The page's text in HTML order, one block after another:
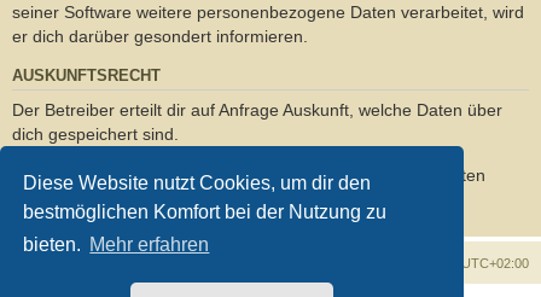
Diese Website nutzt Cookies, um dir den
bestmöglichen Komfort bei der Nutzung zu
bieten. Mehr erfahren
seiner Software weitere personenbezogene Daten verarbeitet, wird
er dich darüber gesondert informieren.
AUSKUNFTSRECHT
Der Betreiber erteilt dir auf Anfrage Auskunft, welche Daten über
dich gespeichert sind.
Du kannst jederzeit die Löschung bzw. Sperrung deiner Daten
verlangen. Kontaktiere hierzu bitte den Betreiber.
UTC+02:00